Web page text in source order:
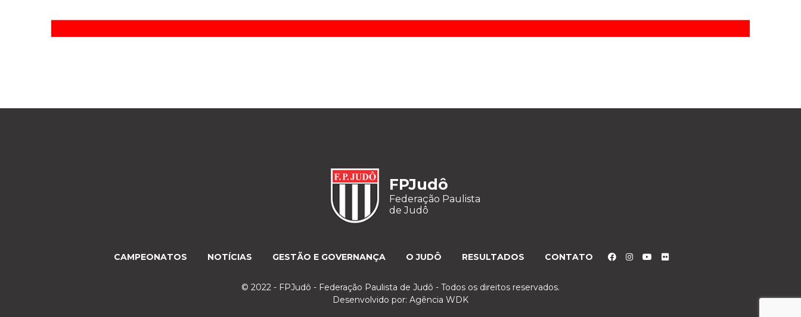
FPJudô
Federação Paulista
de Judô
CAMPEONATOS NOTÍCIAS GESTÃO E GOVERNANÇA O JUDÔ RESULTADOS CONTATO
© 2022 - FPJudô - Federação Paulista de Judô - Todos os direitos reservados.
Desenvolvido por: Agência WDK